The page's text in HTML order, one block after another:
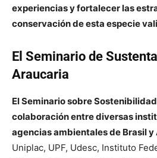
experiencias y fortalecer las
conservación de esta especie
El Seminario de
Araucaria
El Seminario sobre
colaboración entre diversas
agencias ambientales de Brasil
Uniplac, UPF, Udesc, Instituto